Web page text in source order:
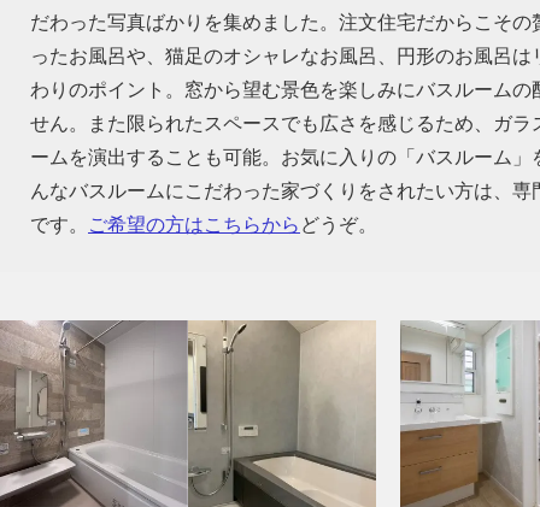
だわった写真ばかりを集めました。注文住宅だからこそ
ったお風呂や、猫足のオシャレなお風呂、円形のお風呂
わりのポイント。窓から望む景色を楽しみにバスルーム
せん。また限られたスペースでも広さを感じるため、ガ
ームを演出することも可能。お気に入りの「バスルーム
んなバスルームにこだわった家づくりをされたい方は、
です。
ご希望の方はこちらから どうぞ。